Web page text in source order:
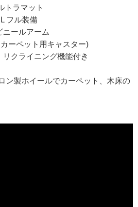
トラマット
フル装備
ニールアーム
ーペット用キャスター)
クライニング機能付き
ン製ホイールでカーペット、木床の